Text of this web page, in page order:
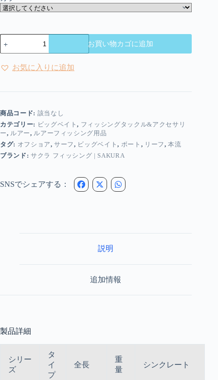
サ
ク
フ
シ
グ
SAKURA
S
Shiner
ッ
グ
限
定】
個
お買い物カゴに追加
お気に入りに追加
商品コード: 該当なし
カテゴリー: ビッグベイト, フィッシングタックル&アクセサリ
ー, ルアー, ルアーフィッシング用品
タグ: オフショア,サーフ, ビッグベイト, ボート , リーフ,本流
ブランド: サクラ フィッシング | SAKURA
SNSでシェアする：
説明
追加情報
製品詳細
シリー
ズ
タ
イ
プ
全長
重
量
シンクレート